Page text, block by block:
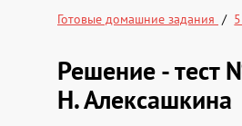
Готовые домашние задания
Решение - тест
Н. Алексашкина